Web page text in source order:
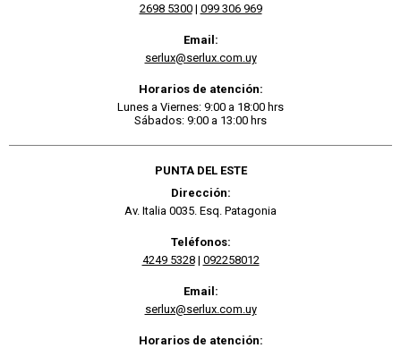
2698 5300| 099 306 969
Email:
serlux@serlux.com.uy
Horarios de atención:
Lunes a Viernes: 9:00 a 18:00 hrs
Sábados: 9:00 a 13:00 hrs
PUNTA DEL ESTE
Dirección:
Av. Italia 0035. Esq. Patagonia
Teléfonos:
4249 5328| 092258012
Email:
serlux@serlux.com.uy
Horarios de atención: